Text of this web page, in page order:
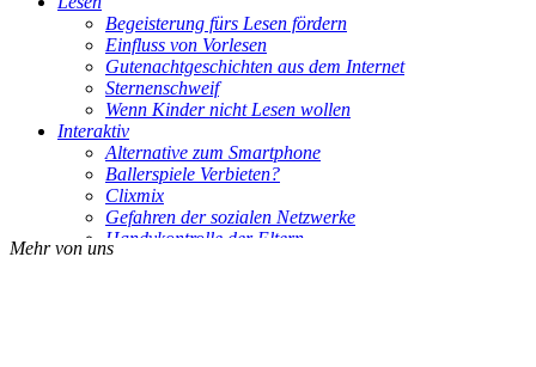
Begeisterung fürs Lesen fördern
Einfluss von Vorlesen
Gutenachtgeschichten aus dem Internet
Sternenschweif
Wenn Kinder nicht Lesen wollen
Interaktiv
Alternative zum Smartphone
Ballerspiele Verbieten?
Clixmix
Gefahren der sozialen Netzwerke
Handykontrolle der Eltern
Ist mein Kind Handysüchtig?
Mehr von uns